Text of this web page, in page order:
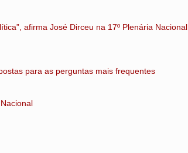
afirma José Dirceu na 17º Plenária Nacional
para as perguntas mais frequentes